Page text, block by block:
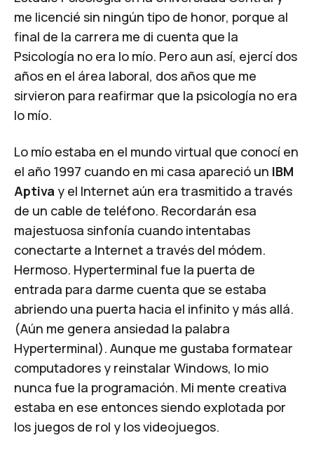
me licencié sin ningún tipo de honor, porque al
final de la carrera me di cuenta que la
Psicología no era lo mío. Pero aun así, ejercí dos
años en el área laboral, dos años que me
sirvieron para reafirmar que la psicología no era
lo mío.
Lo mío estaba en el mundo virtual que conocí en
el año 1997 cuando en mi casa apareció un IBM
Aptiva y el Internet aún era trasmitido a través
de un cable de teléfono. Recordarán esa
majestuosa sinfonía cuando intentabas
conectarte a Internet a través del módem.
Hermoso. Hyperterminal fue la puerta de
entrada para darme cuenta que se estaba
abriendo una puerta hacia el infinito y más allá.
(Aún me genera ansiedad la palabra
Hyperterminal). Aunque me gustaba formatear
computadores y reinstalar Windows, lo mio
nunca fue la programación. Mi mente creativa
estaba en ese entonces siendo explotada por
los juegos de rol y los videojuegos.